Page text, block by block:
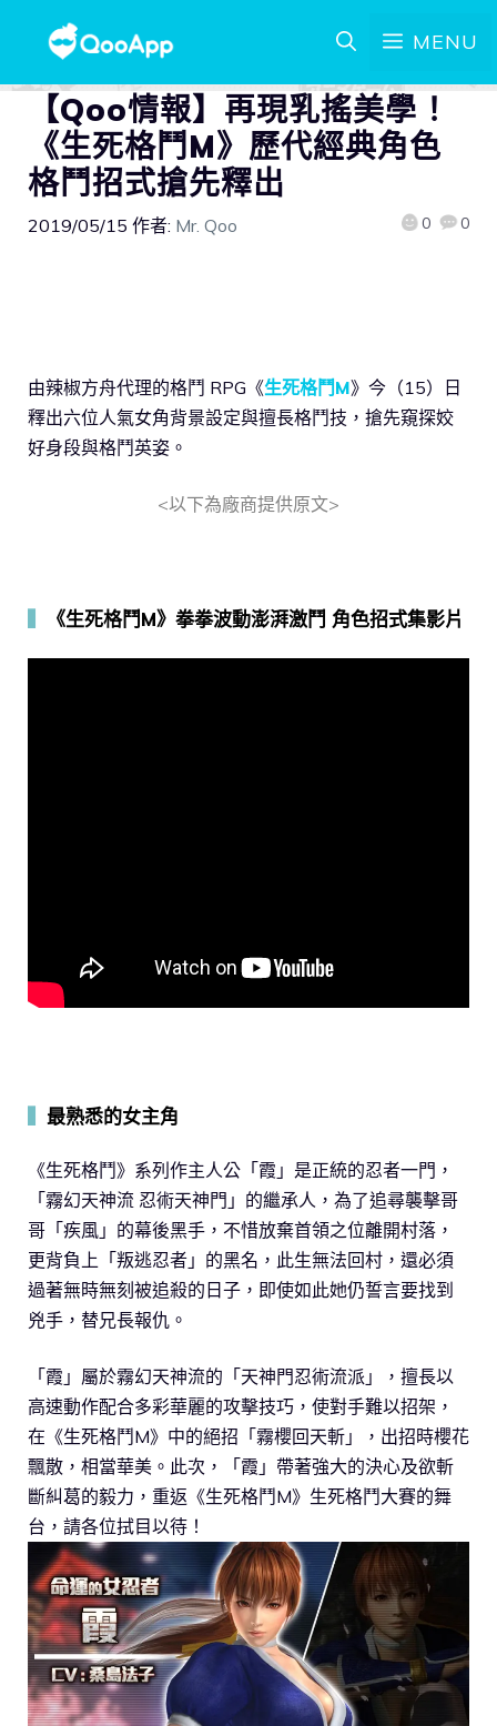
MENU
【Qoo情報】再現乳搖美學！
《生死格鬥M》歷代經典角色
格鬥招式搶先釋出
2019/05/15 作者: Mr. Qoo 0 0
由辣椒方舟代理的格鬥 RPG《生死格鬥M》今（15）日
釋出六位人氣女角背景設定與擅長格鬥技，搶先窺探姣
好身段與格鬥英姿。
<以下為廠商提供原文>
《生死格鬥M》拳拳波動澎湃激鬥 角色招式集影片
最熟悉的女主角
《生死格鬥》系列作主人公「霞」是正統的忍者一門，
「霧幻天神流 忍術天神門」的繼承人，為了追尋襲擊哥
哥「疾風」的幕後黑手，不惜放棄首領之位離開村落，
更背負上「叛逃忍者」的黑名，此生無法回村，還必須
過著無時無刻被追殺的日子，即使如此她仍誓言要找到
兇手，替兄長報仇。
「霞」屬於霧幻天神流的「天神門忍術流派」，擅長以
高速動作配合多彩華麗的攻擊技巧，使對手難以招架，
在《生死格鬥M》中的絕招「霧櫻回天斬」，出招時櫻花
飄散，相當華美。此次，「霞」帶著強大的決心及欲斬
斷糾葛的毅力，重返《生死格鬥M》生死格鬥大賽的舞
台，請各位拭目以待！